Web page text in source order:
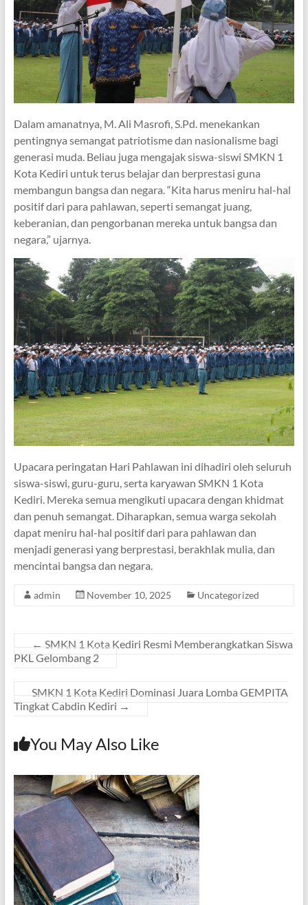
Dalam amanatnya, M. Ali Masrofi, S.Pd. menekankan
pentingnya semangat patriotisme dan nasionalisme bagi
generasi muda. Beliau juga mengajak siswa-siswi SMKN 1
Kota Kediri untuk terus belajar dan berprestasi guna
membangun bangsa dan negara. “Kita harus meniru hal-hal
positif dari para pahlawan, seperti semangat juang,
keberanian, dan pengorbanan mereka untuk bangsa dan
negara,” ujarnya.
Upacara peringatan Hari Pahlawan ini dihadiri oleh seluruh
siswa-siswi, guru-guru, serta karyawan SMKN 1 Kota
Kediri. Mereka semua mengikuti upacara dengan khidmat
dan penuh semangat. Diharapkan, semua warga sekolah
dapat meniru hal-hal positif dari para pahlawan dan
menjadi generasi yang berprestasi, berakhlak mulia, dan
mencintai bangsa dan negara.
admin November 10, 2025 Uncategorized
← SMKN 1 Kota Kediri Resmi Memberangkatkan Siswa
PKL Gelombang 2
SMKN 1 Kota Kediri Dominasi Juara Lomba GEMPITA
Tingkat Cabdin Kediri →
You May Also Like